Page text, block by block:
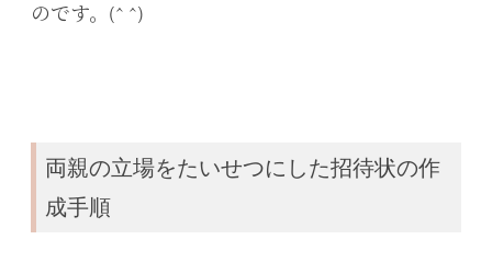
のです。(^ ^)
両親の立場をたいせつにした招待状の作
成手順